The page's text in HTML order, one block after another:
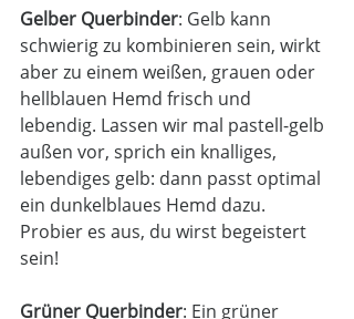
Gelber Querbinder: Gelb kann
schwierig zu kombinieren sein, wirkt
aber zu einem weißen, grauen oder
hellblauen Hemd frisch und
lebendig. Lassen wir mal pastell-gelb
außen vor, sprich ein knalliges,
lebendiges gelb: dann passt optimal
ein dunkelblaues Hemd dazu.
Probier es aus, du wirst begeistert
sein!
Grüner Querbinder: Ein grüner